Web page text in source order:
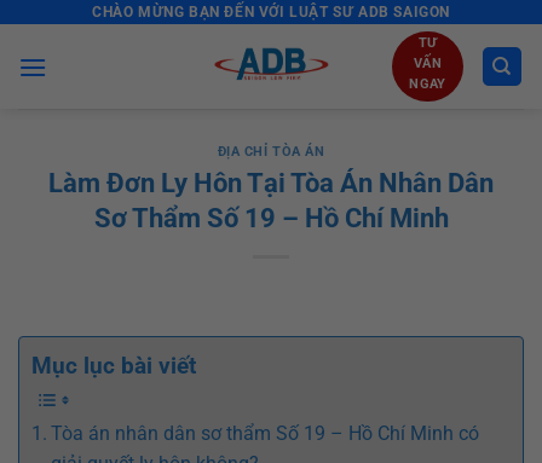
content
CHÀO MỪNG BẠN ĐẾN VỚI LUẬT SƯ ADB SAIGON
TƯ
VẤN
NGAY
ĐỊA CHỈ TÒA ÁN
Làm Đơn Ly Hôn Tại Tòa Án Nhân Dân
Sơ Thẩm Số 19 – Hồ Chí Minh
Mục lục bài viết
Tòa án nhân dân sơ thẩm Số 19 – Hồ Chí Minh có